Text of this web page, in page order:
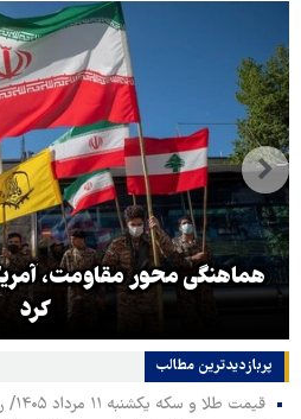
هماهنگی محور مقاومت،
کرد
پربازدیدترین‌ مطالب
قیمت طلا و سکه یکشنبه ۱۱ مرداد ۱۴۰۵/ ریزش سنگین سکه امامی